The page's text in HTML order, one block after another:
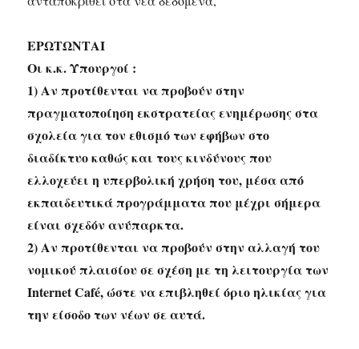
ΕΡΩΤΩΝΤΑΙ
Οι κ.κ. Υπουργοί :
1) Αν προτίθενται να προβούν στην
πραγματοποίηση εκστρατείας ενημέρωσης στα
σχολεία για τον εθισμό των εφήβων στο
διαδίκτυο καθώς και τους κινδύνους που
ελλοχεύει η υπερβολική χρήση του, μέσα από
εκπαιδευτικά προγράμματα που μέχρι σήμερα
είναι σχεδόν ανύπαρκτα.
2) Αν προτίθενται να προβούν στην αλλαγή του
νομικού πλαισίου σε σχέση με τη λειτουργία των
Internet Café, ώστε να επιβληθεί όριο ηλικίας για
την είσοδο των νέων σε αυτά.